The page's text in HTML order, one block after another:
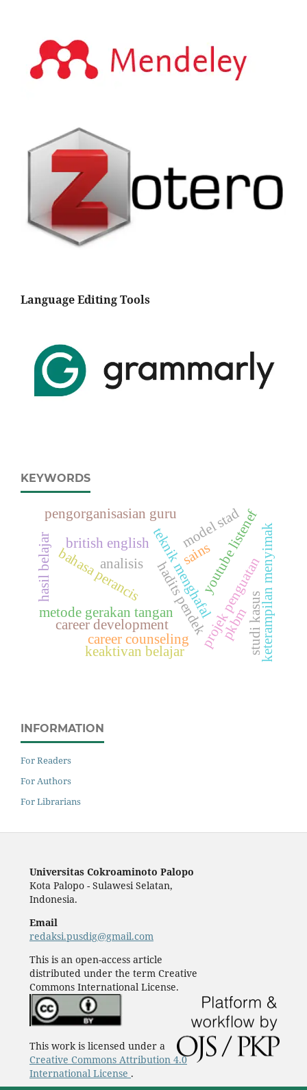
Language Editing Tools
KEYWORDS
teknik menghafal
hadits pendek
metode gerakan tangan
pengorganisasian guru
projek penguatan
analisis keterampilan menyimak
bahasa perancis youtube listenef
career counseling
career development
hasil belajar
keaktivan belajar
model stad
british english
pkbmstudi kasus
sains
INFORMATION
For Readers
For Authors
For Librarians
Universitas Cokroaminoto Palopo
Kota Palopo - Sulawesi Selatan,
Indonesia.
Email
redaksi.pusdig@gmail.com
This is an open-access article
distributed under the term Creative
Commons International License.
This work is licensed under a
Creative Commons Attribution 4.0
International License .